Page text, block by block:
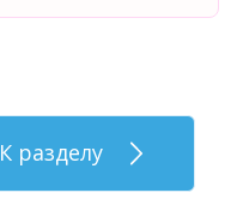
К разделу